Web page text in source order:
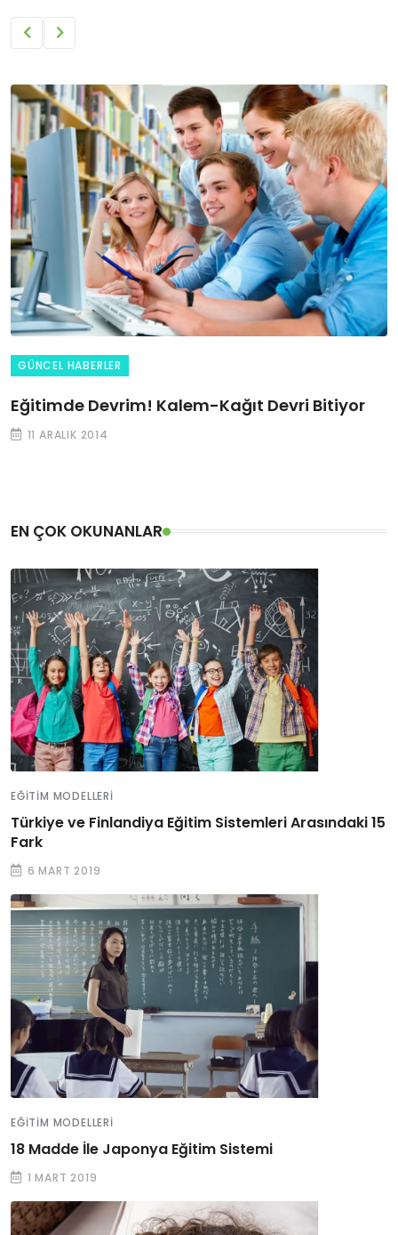
GÜNCEL HABERLER
Eğitimde Devrim! Kalem-Kağıt Devri Bitiyor
11 ARALIK 2014
EN ÇOK OKUNANLAR
EĞITIM MODELLERI
Türkiye ve Finlandiya Eğitim Sistemleri Arasındaki 15
Fark
6 MART 2019
EĞITIM MODELLERI
18 Madde İle Japonya Eğitim Sistemi
1 MART 2019